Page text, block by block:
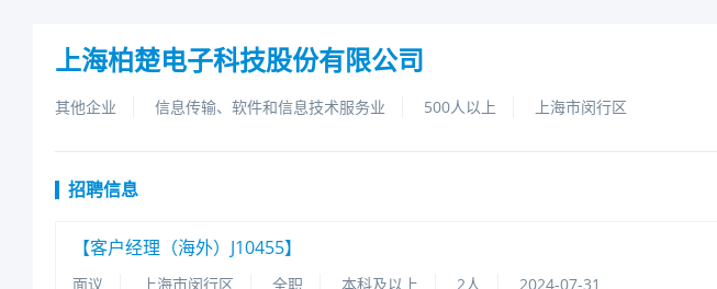
上海柏楚电子科技股份有限公司
其他企业 信息传输、软件和信息技术服务业 500人以上 上海市闵行区
招聘信息
【客户经理（海外）J10455】
面议 上海市闵行区 全职 本科及以上 2人 2024-07-31